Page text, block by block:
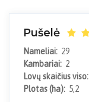
Pušelė
Nameliai: 29
Kambariai: 2
Lovų skaičius viso:
Plotas (ha): 5,2